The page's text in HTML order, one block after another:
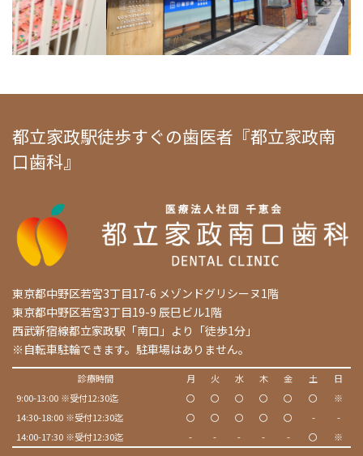
都立家政駅徒歩すぐの歯医者『都立家政南
口歯科』
東京都中野区若宮3丁目17-6 メゾンドグリシーヌ1階
東京都中野区若宮3丁目19-9 辰巳ビル1階
西武新宿線都立家政駅「南口」より「徒歩1分」
※自転車駐輪できます。駐車場はありません。
診療時間 月 火 水 木 金 土
日
9:00-13:00 ※受付12:30迄
〇 〇 〇 〇 〇 〇
※
14:30-18:00 ※受付12:30迄
〇 〇 〇 〇 〇 -
-
14:00-17:30 ※受付12:30迄
- - - - - 〇 ※